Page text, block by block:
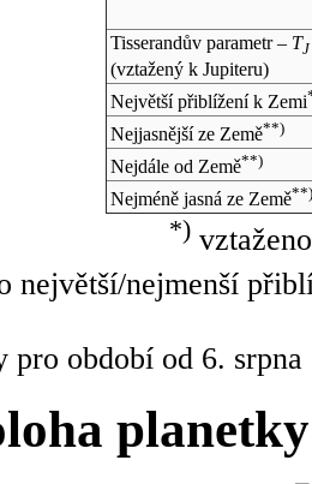
Tisserandův parametr – TJ
(vztažený k Jupiteru)
Největší přiblížení k Zemi
Nejjasnější ze Země**)
Nejdále od Země**)
Nejméně jasná ze Země**)
*)
největší/nejmenší
pro období od 6.